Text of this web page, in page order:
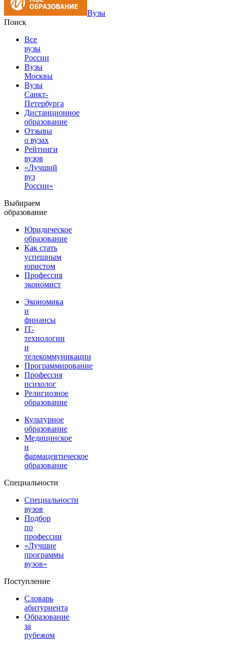
Вузы
Поиск
Все
вузы
России
Вузы
Москвы
Вузы
Санкт-
Петербурга
Дистанционное
образование
Отзывы
о вузах
Рейтинги
вузов
«Лучший
вуз
России»
Выбираем
образование
Юридическое
образование
Как стать
успешным
юристом
Профессия
экономист
Экономика
и
финансы
IT-
технологии
и
телекоммуникации
Программирование
Профессия
психолог
Религиозное
образование
Культурное
образование
Медицинское
и
фармацевтическое
образование
Специальности
Специальности
вузов
Подбор
по
профессии
«Лучшие
программы
вузов»
Поступление
Словарь
абитуриента
Образование
за
рубежом